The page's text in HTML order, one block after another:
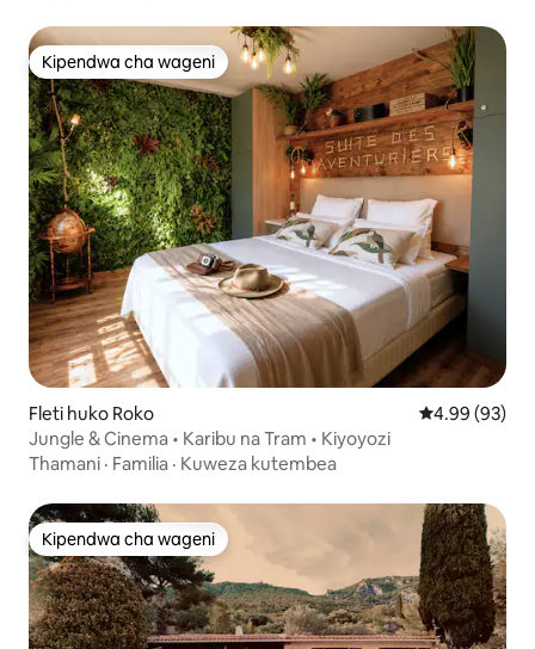
Kipendwa cha wageni
Kipendwa cha wageni
Fleti huko Roko Ukadiriaji wa
4.99 (93)
Jungle & Cinema • Karibu na Tram • Kiyoyozi
Thamani · Familia · Kuweza kutembea
Kipendwa cha wageni
Kipendwa cha wageni